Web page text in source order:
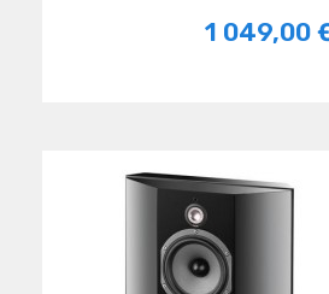
1 049,00